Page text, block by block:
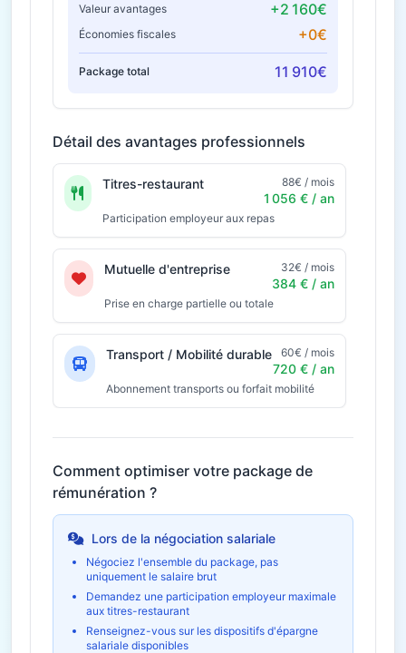
Valeur avantages +2 160€
Économies fiscales +0€
Package total 11 910€
Détail des avantages professionnels
Titres-restaurant 88€ / mois
1 056 € / an
Participation employeur aux repas
Mutuelle d'entreprise 32€ / mois
384 € / an
Prise en charge partielle ou totale
Transport / Mobilité durable 60€ / mois
720 € / an
Abonnement transports ou forfait mobilité
Comment optimiser votre package de
rémunération ?
Lors de la négociation salariale
Négociez l'ensemble du package, pas
uniquement le salaire brut
Demandez une participation employeur maximale
aux titres-restaurant
Renseignez-vous sur les dispositifs d'épargne
salariale disponibles